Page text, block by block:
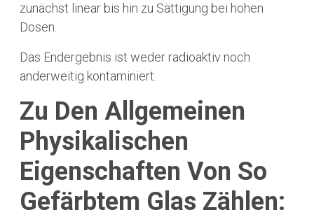
zunächst linear bis hin zu Sättigung bei hohen
Dosen.
Das Endergebnis ist weder radioaktiv noch
anderweitig kontaminiert.
Zu Den Allgemeinen
Physikalischen
Eigenschaften Von So
Gefärbtem Glas Zählen: